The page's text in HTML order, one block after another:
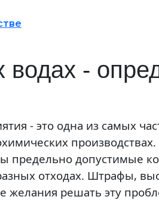
-
- это одна из самых
предельно допустимые
отходах. Штрафы,
желания решать эту